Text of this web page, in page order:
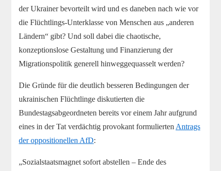
der Ukrainer bevorteilt wird und es daneben nach wie vor
die Flüchtlings-Unterklasse von Menschen aus „anderen
Ländern“ gibt? Und soll dabei die chaotische,
konzeptionslose Gestaltung und Finanzierung der
Migrationspolitik generell hinweggequasselt werden?
Die Gründe für die deutlich besseren Bedingungen der
ukrainischen Flüchtlinge diskutierten die
Bundestagsabgeordneten bereits vor einem Jahr aufgrund
eines in der Tat verdächtig provokant formulierten Antrags
der oppositionellen AfD:
„Sozialstaatsmagnet sofort abstellen – Ende des